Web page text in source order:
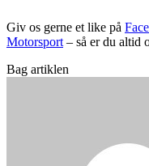
Giv os gerne et like på
Motorsport – så er du altid
Bag artiklen